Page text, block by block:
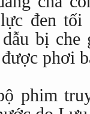
đen tối
bị
phơi
phim